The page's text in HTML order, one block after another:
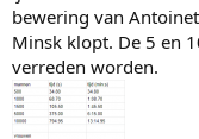
bewering van
Minsk klopt. De 5 en
verreden worden.